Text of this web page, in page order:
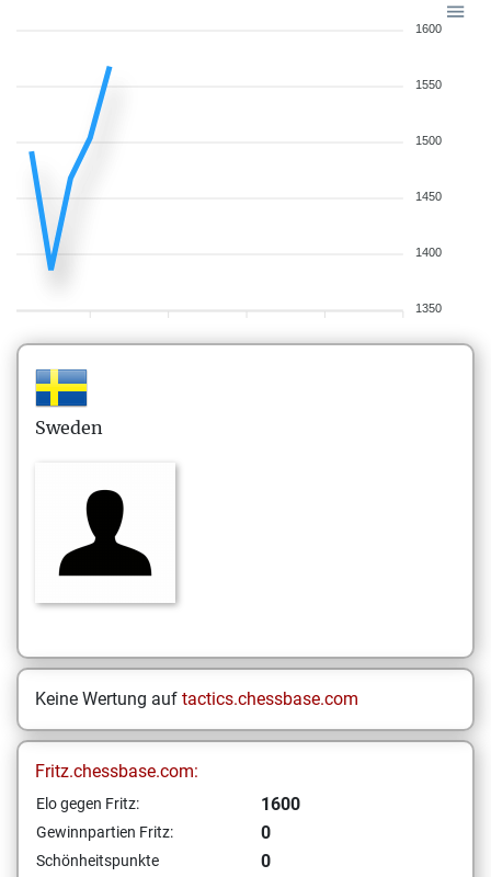
1600
1550
1500
1450
1400
1350
Sweden
Keine Wertung auf tactics.chessbase.com
Fritz.chessbase.com:
Elo gegen Fritz: 1600
Gewinnpartien Fritz: 0
Schönheitspunkte
0